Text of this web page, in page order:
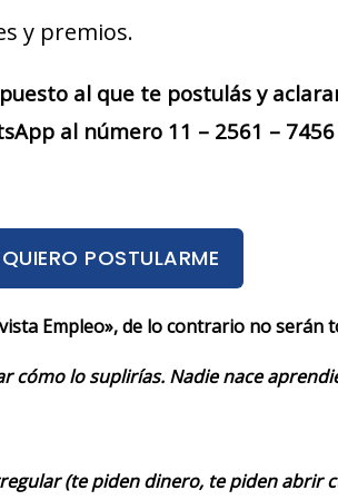
y premios.
al que te postulás y
al número 11 – 2561 –
QUIERO POSTULARME
Empleo», de lo contrario no serán
cómo lo suplirías. Nadie nace
(te piden dinero, te piden abrir